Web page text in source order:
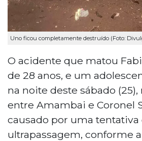
Uno ficou completamente destruído (Foto:
O acidente que matou
de 28 anos, e um
na noite deste sábado (25),
entre Amambai e Coronel
causado por uma tentativa
ultrapassagem, conforme